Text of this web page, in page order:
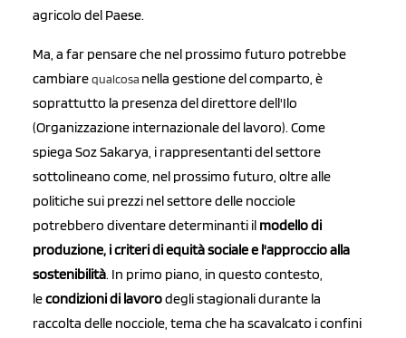
agricolo del Paese.
Ma, a far pensare che nel prossimo futuro potrebbe
cambiarequalcosa nella gestione del comparto, è
soprattutto la presenza del direttore dell'Ilo
(Organizzazione internazionale del lavoro). Come
spiega Soz Sakarya, i rappresentanti del settore
sottolineano come, nel prossimo futuro, oltre alle
politiche sui prezzi nel settore delle nocciole
potrebbero diventare determinanti il modello di
produzione, i criteri di equità sociale e l'approccio alla
sostenibilità. In primo piano, in questo contesto,
lecondizioni di lavorodegli stagionali durante la
raccolta delle nocciole, tema che ha scavalcato i confini